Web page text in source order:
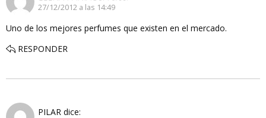
27/12/2012 a las 14:49
Uno de los mejores perfumes que existen en el mercado.
RESPONDER
PILAR dice: